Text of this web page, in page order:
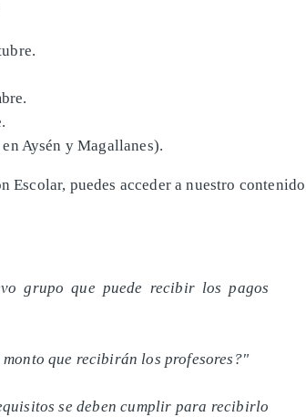
Aysén y Magallanes).
Escolar, puedes acceder a nuestro contenido
grupo que puede recibir los pagos
que recibirán los profesores?"
se deben cumplir para recibirlo